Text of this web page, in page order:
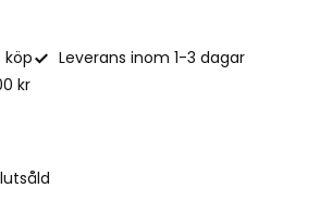
köp
Leverans inom 1-3 dagar
kr